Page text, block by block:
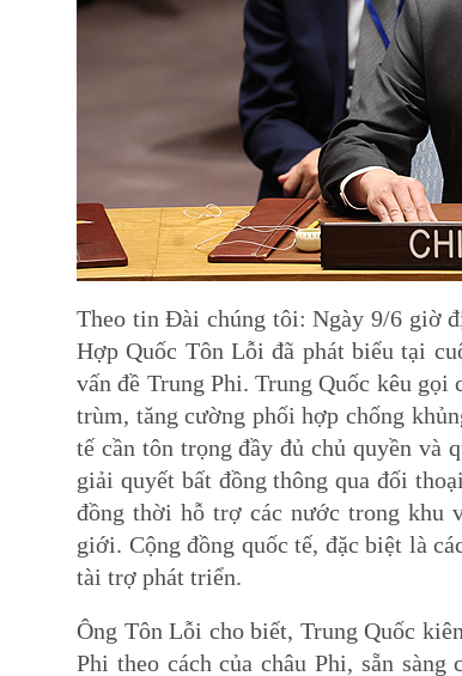
Theo tin Đài chúng tôi: Ngày 9/6 giờ
Hợp Quốc Tôn Lỗi đã phát biểu tại
vấn đề Trung Phi. Trung Quốc kêu
trùm, tăng cường phối hợp chống
tế cần tôn trọng đầy đủ chủ quyền và
giải quyết bất đồng thông qua đối
đồng thời hỗ trợ các nước trong khu
giới. Cộng đồng quốc tế, đặc biệt là
tài trợ phát triển.
Ông Tôn Lỗi cho biết, Trung Quốc
Phi theo cách của châu Phi, sẵn